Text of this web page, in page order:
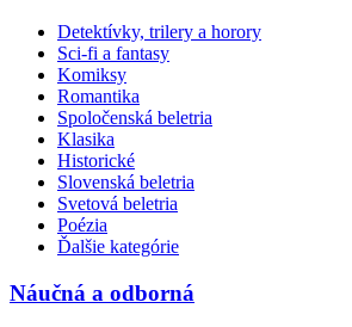
Detektívky, trilery a horory
Sci-fi a fantasy
Komiksy
Romantika
Spoločenská beletria
Klasika
Historické
Slovenská beletria
Svetová beletria
Poézia
Ďalšie kategórie
Náučná a odborná